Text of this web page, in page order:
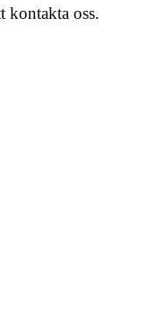
kontakta oss.